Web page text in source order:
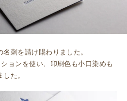
刺を請け賜わりました。
ョンを使い、印刷色も小口染めも
た。